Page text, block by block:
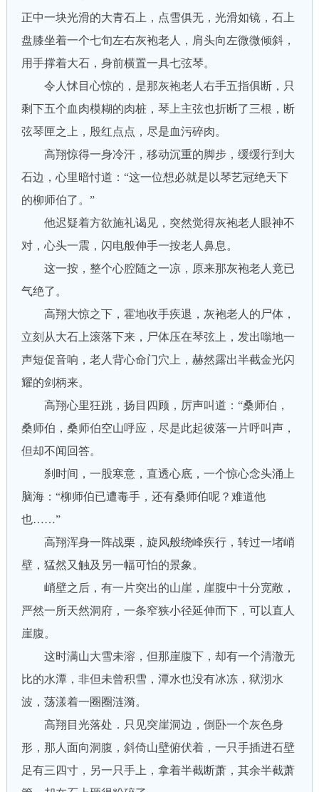
正中一块光滑的大青石上，点雪俱无，光滑如镜，石上
盘膝坐着一个七旬左右灰袍老人，肩头向左微微倾斜，
用手撑着大石，身前横置一具七弦琴。
令人怵目心惊的，是那灰袍老人右手五指俱断，只
剩下五个血肉模糊的肉桩，琴上主弦也折断了三根，断
弦琴匣之上，殷红点点，尽是血污碎肉。
高翔惊得一身冷汗，移动沉重的脚步，缓缓行到大
石边，心里暗忖道：“这一位想必就是以琴艺冠绝天下
的柳师伯了。”
他迟疑着方欲施礼谒见，突然觉得灰袍老人眼神不
对，心头一震，闪电般伸手一按老人鼻息。
这一按，整个心腔随之一凉，原来那灰袍老人竟已
气绝了。
高翔大惊之下，霍地收手疾退，灰袍老人的尸体，
立刻从大石上滚落下来，尸体压在琴弦上，发出嗡地一
声短促音响，老人背心命门穴上，赫然露出半截金光闪
耀的剑柄来。
高翔心里狂跳，扬目四顾，厉声叫道：“桑师伯，
桑师伯，桑师伯空山呼应，尽是此起彼落一片呼叫声，
但却不闻回答。
刹时间，一股寒意，直透心底，一个惊心念头涌上
脑海：“柳师伯已遭毒手，还有桑师伯呢？难道他
也……”
高翔浑身一阵战栗，旋风般绕峰疾行，转过一堵峭
壁，猛然又触及另一幅可怕的景象。
峭壁之后，有一片突出的山崖，崖腹中十分宽敞，
严然一所天然洞府，一条窄狭小径延伸而下，可以直人
崖腹。
这时满山大雪未溶，但那崖腹下，却有一个清澈无
比的水潭，非但未曾积雪，潭水也没有冰冻，狱沏水
波，荡漾着一圈圈涟漪。
高翔目光落处．只见突崖洞边，倒卧一个灰色身
形，那人面向洞腹，斜倚山壁俯伏着，一只手插进石壁
足有三四寸，另一只手上，拿着半截断萧，其余半截萧